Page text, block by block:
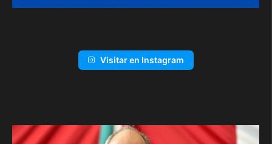
Visitar en Instagram